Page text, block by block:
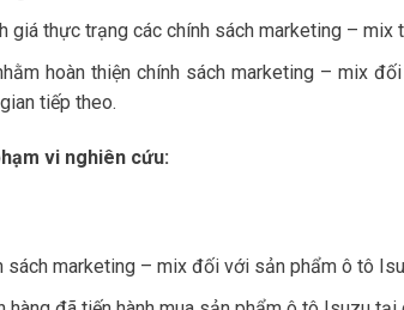
giá thực trạng các chính sách marketing – mix
hoàn thiện chính sách marketing – mix
tiếp theo.
vi nghiên cứu:
marketing – mix đối với sản phẩm ô tô